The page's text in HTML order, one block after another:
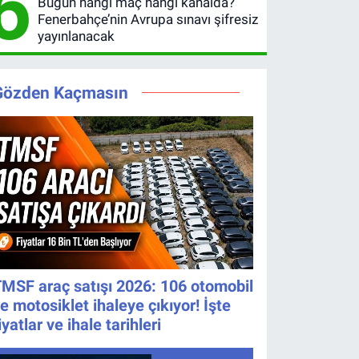
Fenerbahçe’nin Avrupa sınavı şifresiz
yayınlanacak
Kaçmasın
araç satışı 2026: 106 otomobil
motosiklet ihaleye çıkıyor! İşte
ve ihale tarihleri